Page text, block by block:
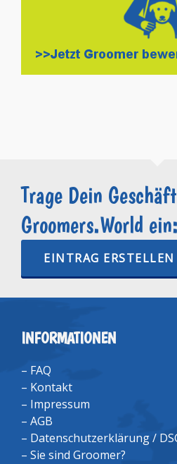
Trage Dein
Groomers.World ein:
EINTRAG ERSTELLEN
INFORMATIONEN
– FAQ
– Kontakt
– Impressum
– AGB
– Datenschutzerklärung /
– Sie sind Groomer?